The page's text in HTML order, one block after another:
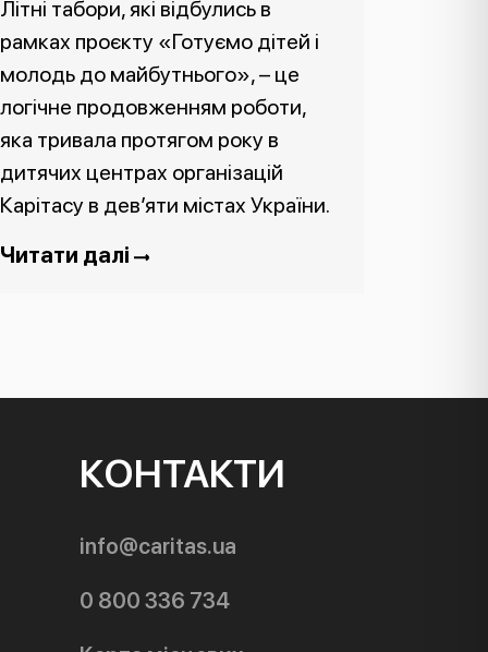
Літні табори, які відбулись в
рамках проєкту «Готуємо дітей і
молодь до майбутнього», – це
логічне продовженням роботи,
яка тривала протягом року в
дитячих центрах організацій
Карітасу в дев’яти містах України.
Читати далі
КОНТАКТИ
info@caritas.ua
0 800 336 734